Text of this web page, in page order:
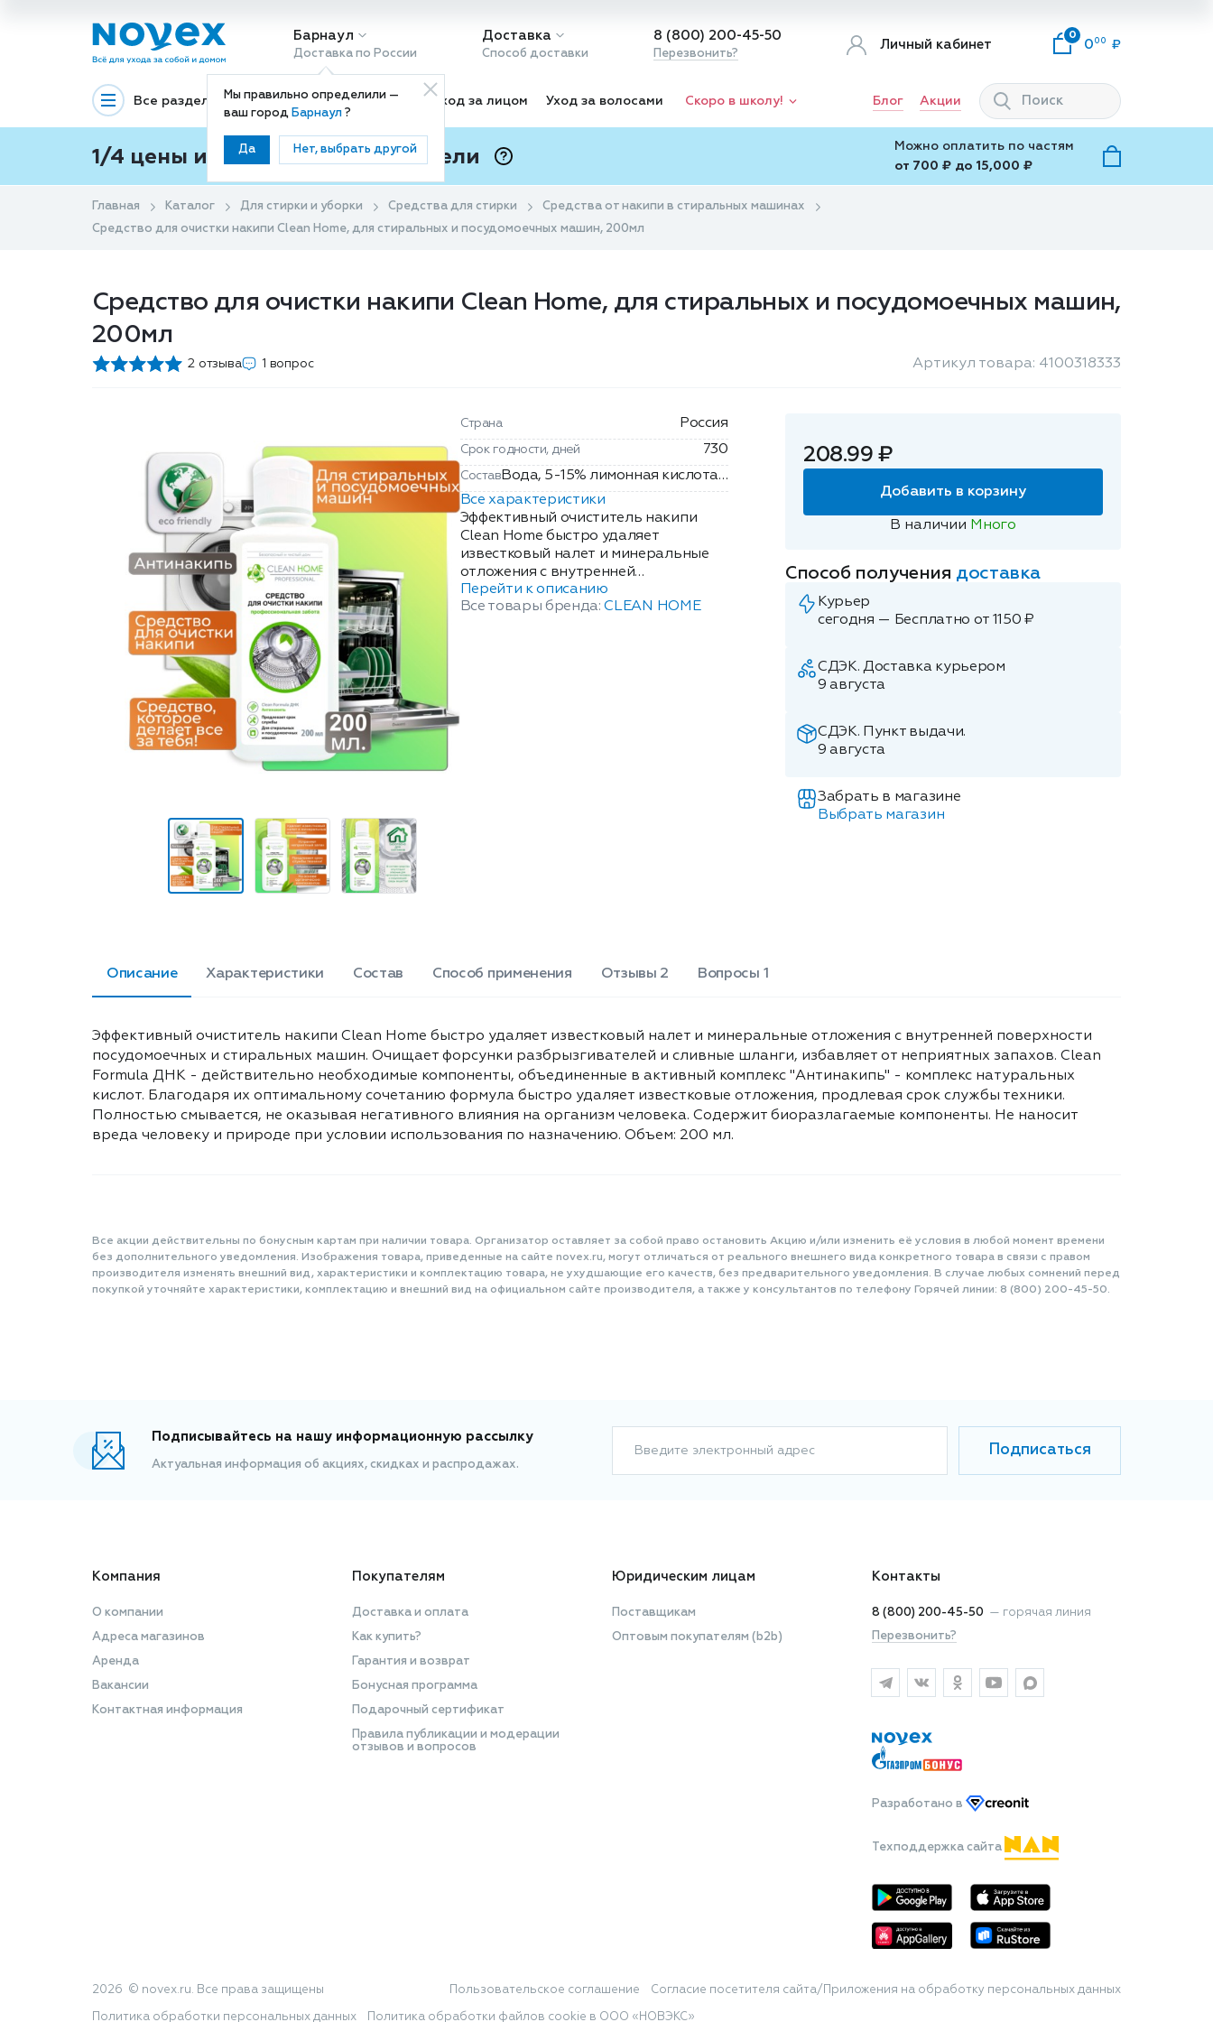
Барнаул
Доставка по России
Мы правильно определили —
ваш город Барнаул?
Да Нет, выбрать другой
Доставка
Способ доставки
8 (800) 200-45-50
Перезвонить?
Личный кабинет
0
0 00
Все разделы Декоративная косметика Уход за лицом Уход за волосами Скоро в школу! Блог Акции
1/4 цены и покупки ваши с Подели
Можно оплатить по частям
от 700 ₽ до 15,000 ₽
Главная Каталог Для стирки и уборки Средства для стирки
Средства от накипи в стиральных машинах
Средство для очистки накипи Clean Home, для стиральных и посудомоечных машин, 200мл
Средство для очистки накипи Clean Home, для стиральных и посудомоечных машин,
200мл
2 отзыва 1 вопрос Артикул товара: 4100318333
Страна Россия
Срок годности, дней 730
Состав Вода, 5-15% лимонная кислота,
менее 5% АПАВ, АмфПАВ,
поликарбоксилаты, молочная
кислота, фосфонаты,
функциональные добавки,
метилхлороизотиазолинон,
метилизотиазолинон, отдушка.
Все характеристики
Эффективный очиститель накипи
Clean Home быстро удаляет
известковый налет и минеральные
отложения с внутренней
поверхности посудомоечных и
стиральных машин. Очищает
Перейти к описанию
Все товары бренда:CLEAN HOME
208.99 ₽
Добавить в корзину
В наличии Много
Способ получения доставка
Курьер
сегодня — Бесплатно от 1150 ₽
СДЭК. Доставка курьером
9 августа
СДЭК. Пункт выдачи.
9 августа
Забрать в магазине
Выбрать магазин
Описание Характеристики Состав Способ применения Отзывы 2 Вопросы 1
Эффективный очиститель накипи Clean Home быстро удаляет известковый налет и минеральные отложения с внутренней поверхности
посудомоечных и стиральных машин. Очищает форсунки разбрызгивателей и сливные шланги, избавляет от неприятных запахов. Clean
Formula ДНК - действительно необходимые компоненты, объединенные в активный комплекс "Антинакипь" - комплекс натуральных
кислот. Благодаря их оптимальному сочетанию формула быстро удаляет известковые отложения, продлевая срок службы техники.
Полностью смывается, не оказывая негативного влияния на организм человека. Содержит биоразлагаемые компоненты. Не наносит
вреда человеку и природе при условии использования по назначению. Объем: 200 мл.
Все акции действительны по бонусным картам при наличии товара. Организатор оставляет за собой право остановить Акцию и/или изменить её условия в любой момент времени
без дополнительного уведомления. Изображения товара, приведенные на сайте novex.ru, могут отличаться от реального внешнего вида конкретного товара в связи с правом
производителя изменять внешний вид, характеристики и комплектацию товара, не ухудшающие его качеств, без предварительного уведомления. В случае любых сомнений перед
покупкой уточняйте характеристики, комплектацию и внешний вид на официальном сайте производителя, а также у консультантов по телефону Горячей линии: 8 (800) 200-45-50.
Подписывайтесь на нашу информационную рассылку
Актуальная информация об акциях, скидках и распродажах.
Введите электронный адрес Подписаться
Компания
О компании
Адреса магазинов
Аренда
Вакансии
Контактная информация
Покупателям
Доставка и оплата
Как купить?
Гарантия и возврат
Бонусная программа
Подарочный сертификат
Правила публикации и модерации
отзывов и вопросов
Юридическим лицам
Поставщикам
Оптовым покупателям (b2b)
Контакты
8 (800) 200-45-50 — горячая линия
Перезвонить?
Разработано в
Техподдержка сайта
2026 © novex.ru. Все права защищены Пользовательское соглашение Согласие посетителя сайта/Приложения на обработку персональных данных
Политика обработки персональных данных Политика обработки файлов cookie в ООО «НОВЭКС»